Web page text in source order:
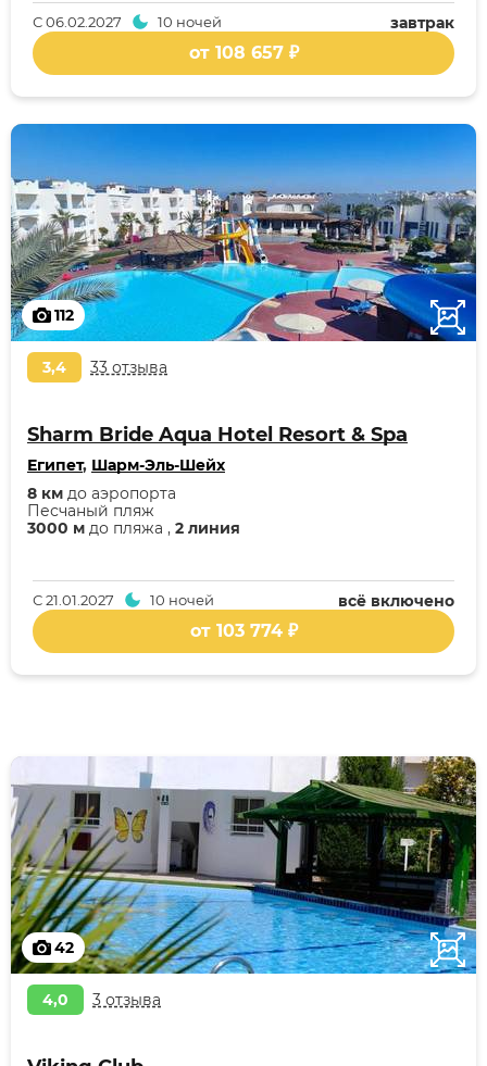
завтрак
С06.02.2027 10 ночей
от 108 657 ₽
112
3,4 33 отзыва
Sharm Bride Aqua Hotel Resort & Spa
Египет, Шарм-Эль-Шейх
3000 м до пляжа , 2 линия
Песчаный пляж
8 км до аэропорта
всё включено
С21.01.2027 10 ночей
от 103 774 ₽
42
4,0 3 отзыва